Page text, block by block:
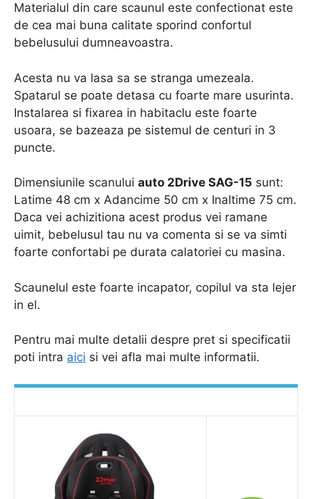
Materialul din care scaunul este confectionat este
de cea mai buna calitate sporind confortul
bebelusului dumneavoastra.
Acesta nu va lasa sa se stranga umezeala.
Spatarul se poate detasa cu foarte mare usurinta.
Instalarea si fixarea in habitaclu este foarte
usoara, se bazeaza pe sistemul de centuri in 3
puncte.
Dimensiunile scanului auto 2Drive SAG-15 sunt:
Latime 48 cm x Adancime 50 cm x Inaltime 75 cm.
Daca vei achizitiona acest produs vei ramane
uimit, bebelusul tau nu va comenta si se va simti
foarte confortabi pe durata calatoriei cu masina.
Scaunelul este foarte incapator, copilul va sta lejer
in el.
Pentru mai multe detalii despre pret si specificatii
poti intra aici si vei afla mai multe informatii.